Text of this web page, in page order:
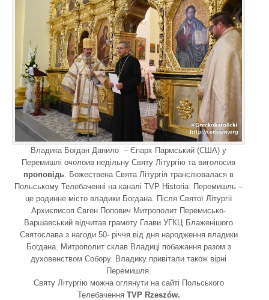
Владика Богдан Данило – Єпарх Пармський (США) у
Перемишлі очолоив недільну Святу Літургію та виголосив
проповідь . Божествена Свята Літургія транслювалася в
Польському Телебаченні на каналі TVP Historia. Перемишль –
це родинне місто владики Богдана. Після Святої Літургії
Архиєписоп Євген Попович Митрополит Перемисько-
Варшавський відчитав грамоту Глави УГКЦ Блаженішого
Святослава з нагоди 50- річчя від дня народження владики
Богдана. Митрополит склав Владиці побажання разом з
духовенством Собору. Владику привітали також вірні
Перемишля.
Святу Літургію можна оглянути на сайті Польського
Телебачення TVP Rzeszów.